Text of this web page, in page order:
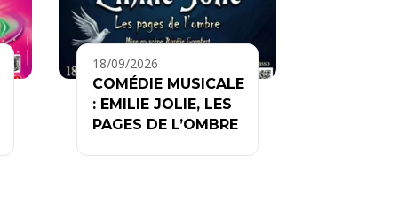
18/09/2026
COMÉDIE MUSICALE
: EMILIE JOLIE, LES
PAGES DE L’OMBRE